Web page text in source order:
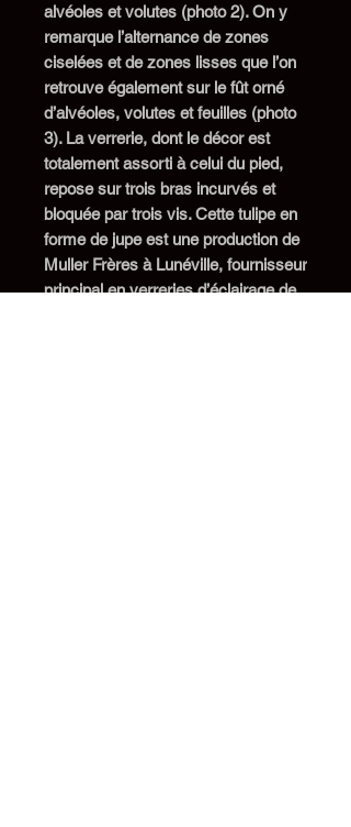
alvéoles et volutes (photo 2). On y
remarque l’alternance de zones
ciselées et de zones lisses que l’on
retrouve également sur le fûtorné
d’alvéoles, volutes et feuilles (photo
3). La verrerie, dont le décor est
totalement assorti à celui du pied,
repose sur trois bras incurvés et
bloquée par trois vis. Cette tulipeen
forme de jupe est une production de
Muller Frères à Lunéville, fournisseur
principal en verreries d’éclairage de